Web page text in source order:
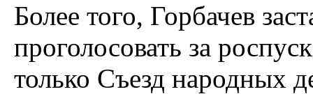
Более того, Горбачев
проголосовать за
только Съезд народных